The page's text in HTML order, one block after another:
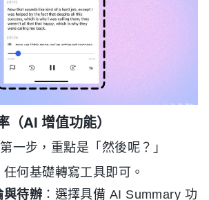
（AI 增值功能）
一步，重點是「然後呢？」
任何基礎轉寫工具即可。
與待辦 ：選擇具備 AI Summary 功